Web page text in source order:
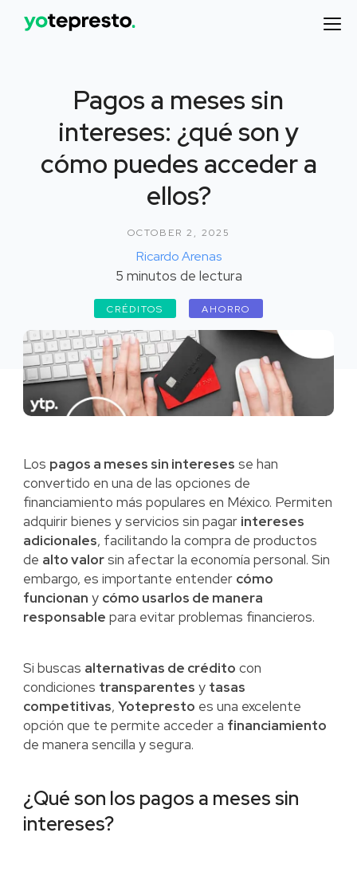
Pagos a meses sin
intereses: ¿qué son y
cómo puedes acceder a
ellos?
OCTOBER 2, 2025
Ricardo Arenas
5 minutos de lectura
CRÉDITOS AHORRO
Los pagos a meses sin intereses se han
convertido en una de las opciones de
financiamiento más populares en México. Permiten
adquirir bienes y servicios sin pagar intereses
adicionales, facilitando la compra de productos
de alto valorsin afectar la economía personal. Sin
embargo, es importante entender cómo
funcionan y cómo usarlos de manera
responsable para evitar problemas financieros.
Si buscas alternativas de crédito con
condiciones transparentes y tasas
competitivas, Yotepresto es una excelente
opción que te permite acceder a financiamiento
de manera sencilla y segura.
¿Qué son los pagos a meses sin
intereses?